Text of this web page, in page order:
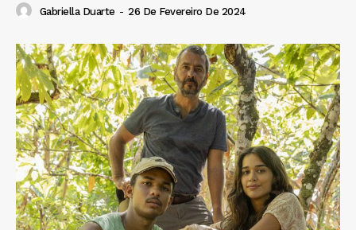
Gabriella Duarte - 26 De Fevereiro De 2024